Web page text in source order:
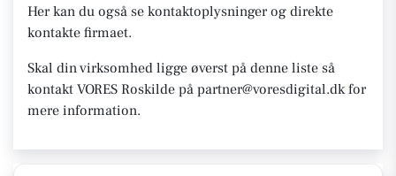
Her kan du også se kontaktoplysninger og direkte
kontakte firmaet.
Skal din virksomhed ligge øverst på denne liste så
kontakt VORES Roskilde på partner@voresdigital.dk for
mere information.